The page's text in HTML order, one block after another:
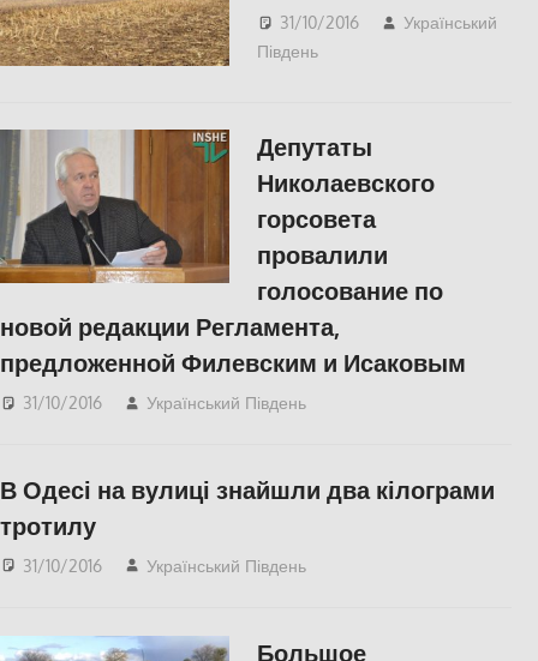
31/10/2016
Український
Південь
Депутаты
Николаевского
горсовета
провалили
голосование по
новой редакции Регламента,
предложенной Филевским и Исаковым
31/10/2016 Український Південь
В Одесі на вулиці знайшли два кілограми
тротилу
31/10/2016 Український Південь
Большое